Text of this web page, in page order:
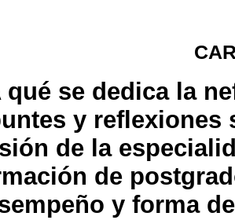
qué se dedica la
y reflexiones
de la
de
y forma